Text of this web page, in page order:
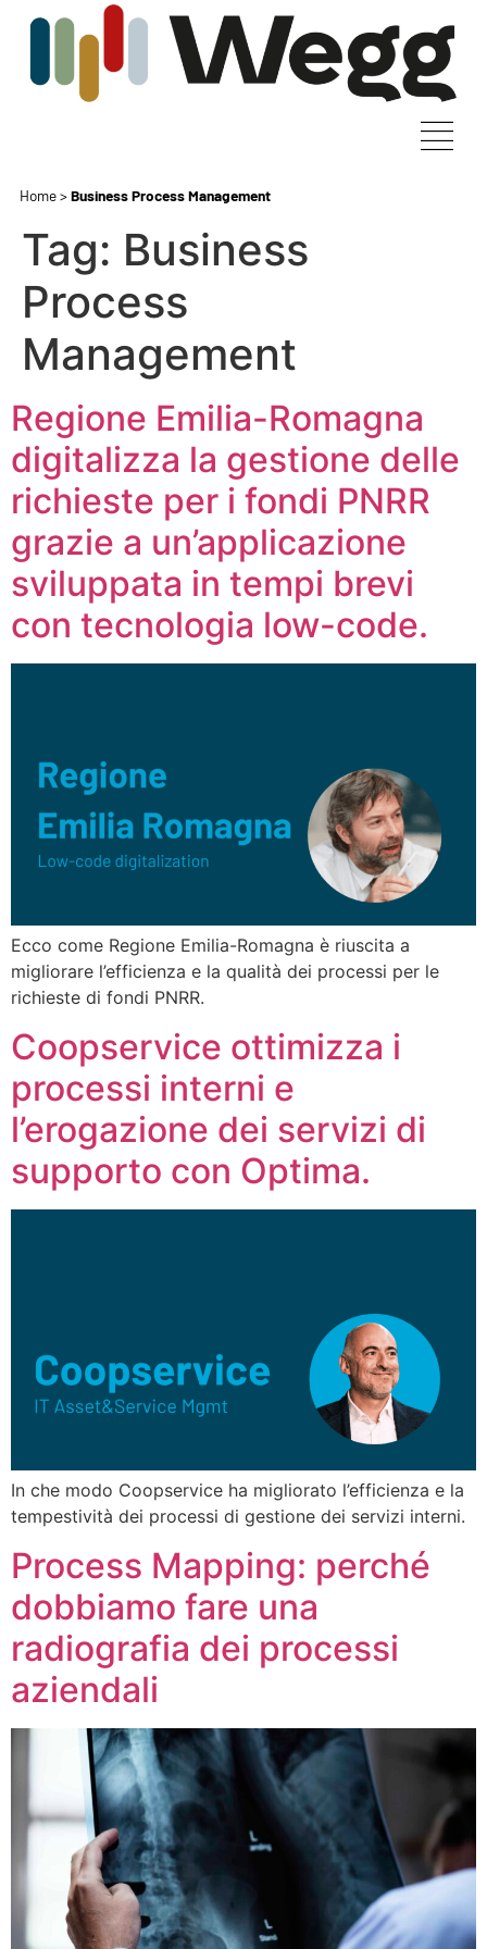
Home>Business Process Management
Tag: Business
Process
Management
Regione Emilia-Romagna
digitalizza la gestione delle
richieste per i fondi PNRR
grazie a un’applicazione
sviluppata in tempi brevi
con tecnologia low-code.
Ecco come Regione Emilia-Romagna è riuscita a
migliorare l’efficienza e la qualità dei processi per le
richieste di fondi PNRR.
Coopservice ottimizza i
processi interni e
l’erogazione dei servizi di
supporto con Optima.
In che modo Coopservice ha migliorato l’efficienza e la
tempestività dei processi di gestione dei servizi interni.
Process Mapping: perché
dobbiamo fare una
radiografia dei processi
aziendali